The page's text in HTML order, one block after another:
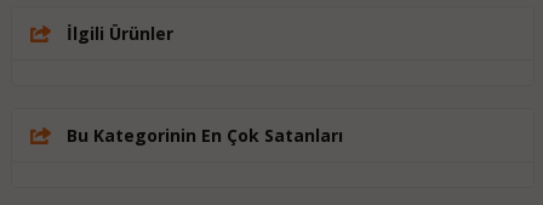
İlgili Ürünler
Bu Kategorinin En Çok Satanları